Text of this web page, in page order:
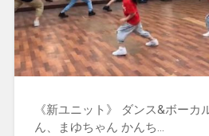
《新ユニット》 ダンス&ボーカ
ん、まゆちゃん かんち…